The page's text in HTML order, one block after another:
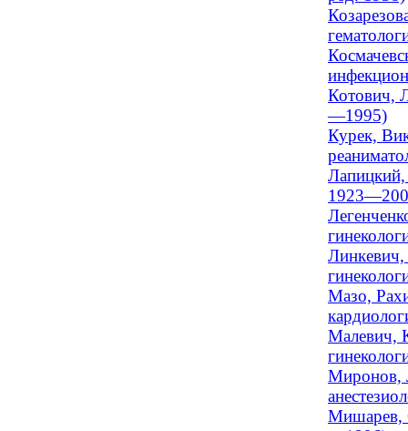
Котович,
—1995)
Курек,
Лапицкий,
Линкевич,
Мазо,
Малевич,
Миронов,
Мишарев,